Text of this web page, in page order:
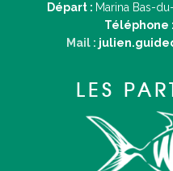
Départ : Marina Bas-
Téléphone :
Mail :
LES